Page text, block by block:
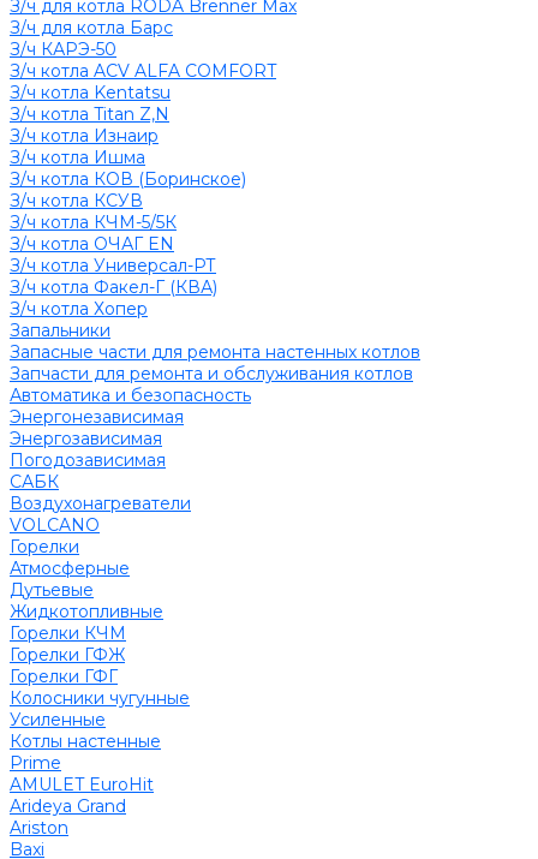
З/ч для котла RODA Brenner Max
З/ч для котла Барс
З/ч КАРЭ-50
З/ч котла ACV ALFA COMFORT
З/ч котла Kentatsu
З/ч котла Titan Z,N
З/ч котла Изнаир
З/ч котла Ишма
З/ч котла КОВ (Боринское)
З/ч котла КСУВ
З/ч котла КЧМ-5/5К
З/ч котла ОЧАГ EN
З/ч котла Универсал-РТ
З/ч котла Факел-Г (КВА)
З/ч котла Хопер
Запальники
Запасные части для ремонта настенных котлов
Запчасти для ремонта и обслуживания котлов
Автоматика и безопасность
Энергонезависимая
Энергозависимая
Погодозависимая
САБК
Воздухонагреватели
VOLCANO
Горелки
Атмосферные
Дутьевые
Жидкотопливные
Горелки КЧМ
Горелки ГФЖ
Горелки ГФГ
Колосники чугунные
Усиленные
Котлы настенные
Prime
AMULET EuroHit
Arideya Grand
Ariston
Baxi